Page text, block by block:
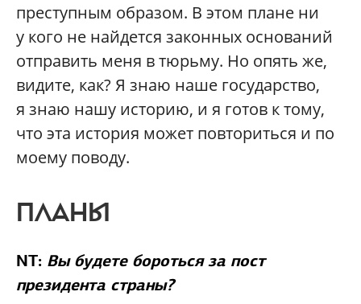
преступным образом. В этом плане ни
у кого не найдется законных оснований
отправить меня в тюрьму. Но опять же,
видите, как? Я знаю наше государство,
я знаю нашу историю, и я готов к тому,
что эта история может повториться и по
моему поводу.
ПЛАНЫ
NT: Вы будете бороться за пост
президента страны?